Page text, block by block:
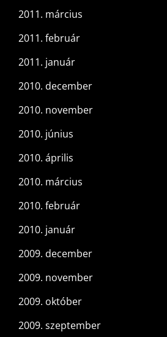
2011. március
2011. február
2011. január
2010. december
2010. november
2010. június
2010. április
2010. március
2010. február
2010. január
2009. december
2009. november
2009. október
2009. szeptember